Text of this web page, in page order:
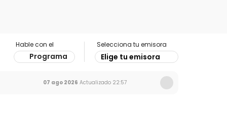
Hable con el
Programa
Selecciona tu emisora
Elige tu emisora
07 ago 2026 Actualizado 22:57